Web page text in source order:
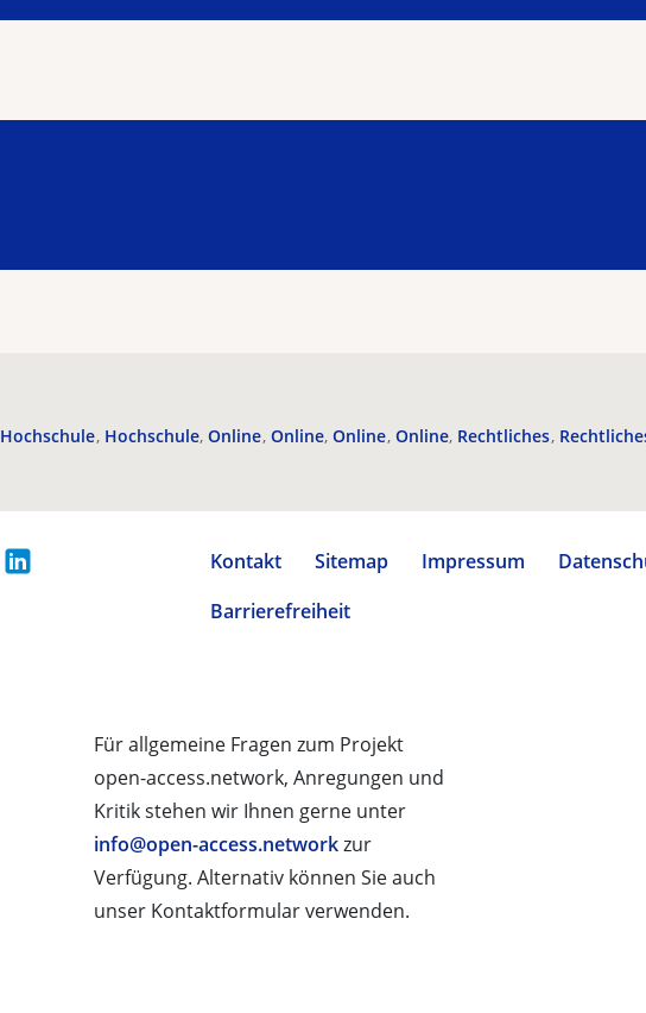
Hochschule Hochschule Online Online Online Online Rechtliches
Kontakt Sitemap Impressum
Barrierefreiheit
Für allgemeine Fragen zum Projekt
open-access.network, Anregungen und
Kritik stehen wir Ihnen gerne unter
info@open-access.networkzur
Verfügung. Alternativ können Sie auch
unser Kontaktformular verwenden.